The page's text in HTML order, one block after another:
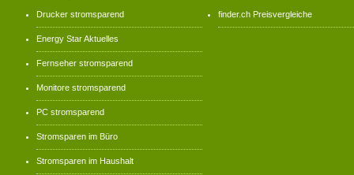
Drucker stromsparend
Energy Star Aktuelles
Fernseher stromsparend
Monitore stromsparend
PC stromsparend
Stromsparen im Büro
Stromsparen im Haushalt
finder.ch Preisvergleiche